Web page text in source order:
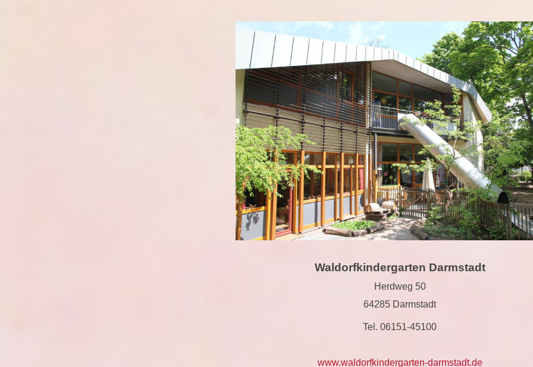
Waldorfkindergarten Darmstadt
Herdweg 50
64285 Darmstadt
Tel. 06151-45100
www.waldorfkindergarten-darmstadt.de